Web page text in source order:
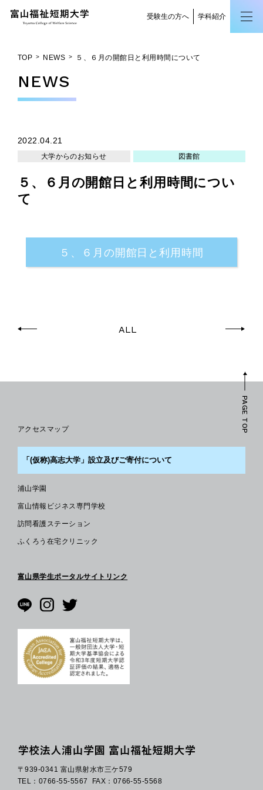
受験生の方へ 学科紹介
TOP NEWS ５、６月の開館日と利用時間について
NEWS
2022.04.21
大学からのお知らせ 図書館
５、６月の開館日と利用時間につい
て
５、６月の開館日と利用時間
ALL
〒939-0341 富山県射水市三ケ579
TEL：0766-55-5567
FAX：0766-55-5568
アクセスマップ
「(仮称)高志大学」設立及びご寄付について
浦山学園
富山情報ビジネス専門学校
訪問看護ステーション
ふくろう在宅クリニック
富山県学生ポータルサイトリンク
PAGE TOP